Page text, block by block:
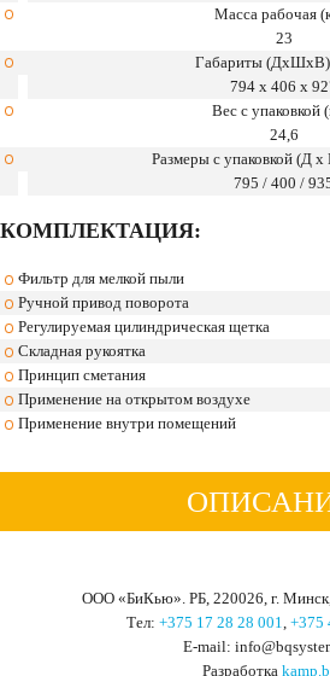
Масса рабочая
23
Габариты
794 x 406 x
Вес с упаковкой
24,6
Размеры с упаковкой (Д
795 / 400 /
КОМПЛЕКТАЦИЯ:
Фильтр для мелкой пыли
Ручной привод поворота
Регулируемая цилиндрическая щетка
Складная рукоятка
Принцип сметания
Применение на открытом воздухе
Применение внутри помещений
ООО «БиКью». РБ, 220026, г. Минск,
Тел: +375 17 28 28 001 +375
Е-mail:
Разработка